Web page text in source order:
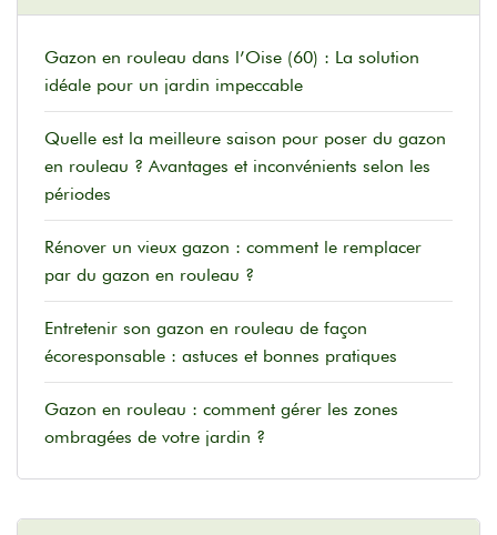
Gazon en rouleau dans l’Oise (60) : La solution
idéale pour un jardin impeccable
Quelle est la meilleure saison pour poser du gazon
en rouleau ? Avantages et inconvénients selon les
périodes
Rénover un vieux gazon : comment le remplacer
par du gazon en rouleau ?
Entretenir son gazon en rouleau de façon
écoresponsable : astuces et bonnes pratiques
Gazon en rouleau : comment gérer les zones
ombragées de votre jardin ?